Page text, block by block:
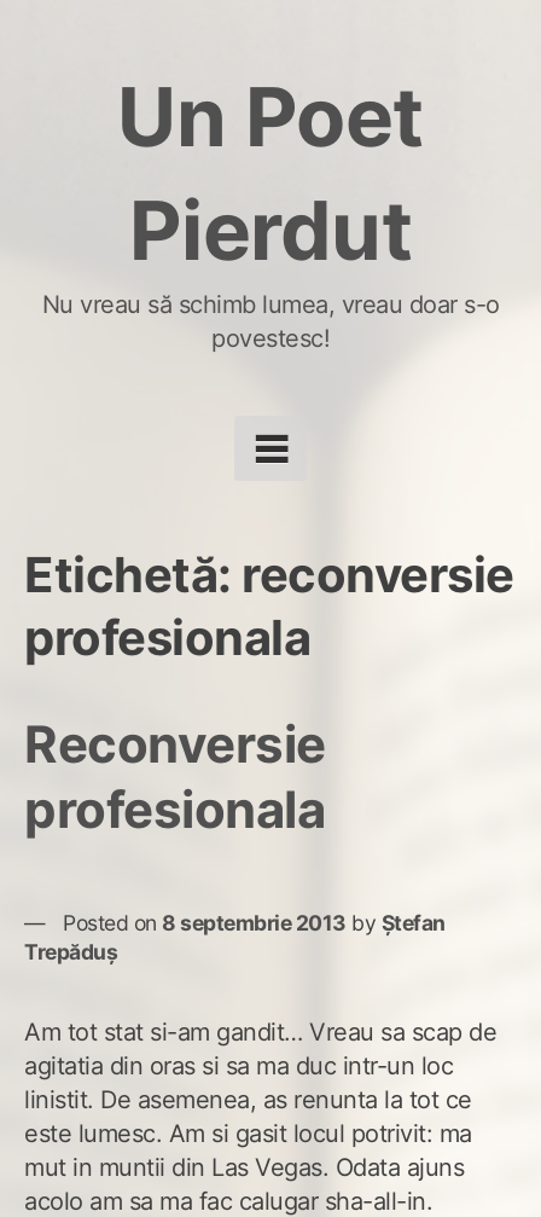
Un Poet
Pierdut
Nu vreau să schimb lumea, vreau doar s-o
povestesc!
Etichetă: reconversie
profesionala
Reconversie
profesionala
Posted on 8 septembrie 2013 by Ștefan
Trepăduș
Am tot stat si-am gandit… Vreau sa scap de
agitatia din oras si sa ma duc intr-un loc
linistit. De asemenea, as renunta la tot ce
este lumesc. Am si gasit locul potrivit: ma
mut in muntii din Las Vegas. Odata ajuns
acolo am sa ma fac calugar sha-all-in.